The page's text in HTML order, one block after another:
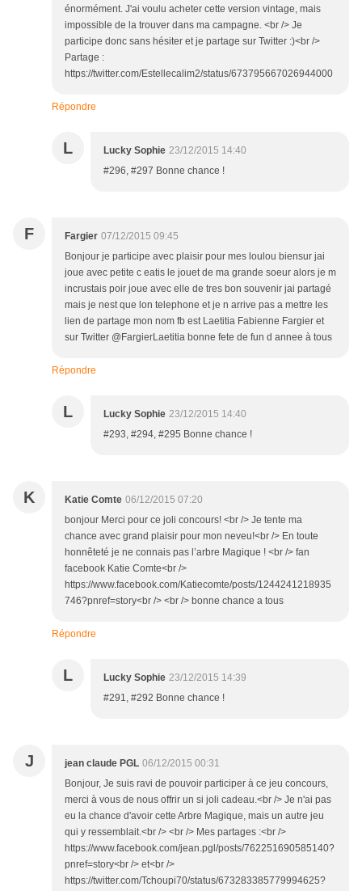
énormément. J'ai voulu acheter cette version vintage, mais
impossible de la trouver dans ma campagne. <br /> Je
participe donc sans hésiter et je partage sur Twitter :)<br />
Partage :
https://twitter.com/Estellecalim2/status/673795667026944000
Répondre
L Lucky Sophie 23/12/2015 14:40
#296, #297 Bonne chance !
F Fargier 07/12/2015 09:45
Bonjour je participe avec plaisir pour mes loulou biensur jai
joue avec petite c eatis le jouet de ma grande soeur alors je m
incrustais poir joue avec elle de tres bon souvenir jai partagé
mais je nest que lon telephone et je n arrive pas a mettre les
lien de partage mon nom fb est Laetitia Fabienne Fargier et
sur Twitter @FargierLaetitia bonne fete de fun d annee à tous
Répondre
L Lucky Sophie 23/12/2015 14:40
#293, #294, #295 Bonne chance !
K Katie Comte 06/12/2015 07:20
bonjour Merci pour ce joli concours! <br /> Je tente ma
chance avec grand plaisir pour mon neveu!<br /> En toute
honnêteté je ne connais pas l’arbre Magique ! <br /> fan
facebook Katie Comte<br />
https://www.facebook.com/Katiecomte/posts/1244241218935
746?pnref=story<br /> <br /> bonne chance a tous
Répondre
L Lucky Sophie 23/12/2015 14:39
#291, #292 Bonne chance !
J jean claude PGL 06/12/2015 00:31
Bonjour, Je suis ravi de pouvoir participer à ce jeu concours,
merci à vous de nous offrir un si joli cadeau.<br /> Je n'ai pas
eu la chance d'avoir cette Arbre Magique, mais un autre jeu
qui y ressemblait.<br /> <br /> Mes partages :<br />
https://www.facebook.com/jean.pgl/posts/762251690585140?
pnref=story<br /> et<br />
https://twitter.com/Tchoupi70/status/673283385779994625?